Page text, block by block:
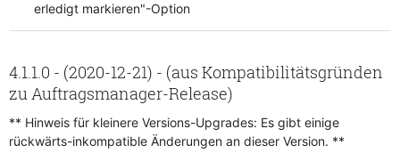
erledigt markieren"-Option
4.1.1.0 - (2020-12-21) - (aus Kompatibilitätsgründen
zu Auftragsmanager-Release)
** Hinweis für kleinere Versions-Upgrades: Es gibt einige
rückwärts-inkompatible Änderungen an dieser Version. **